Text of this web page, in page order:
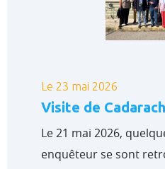
Le 23 mai 2026
Visite de
Le 21 mai 2026,
enquêteur se sont